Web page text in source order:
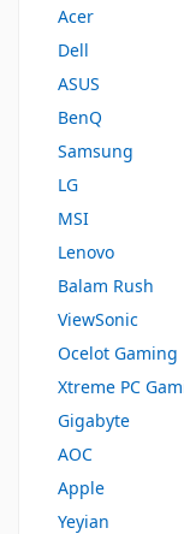
Acer
Dell
ASUS
BenQ
Samsung
LG
MSI
Lenovo
Balam Rush
ViewSonic
Ocelot Gaming
Xtreme PC
Gigabyte
AOC
Apple
Yeyian